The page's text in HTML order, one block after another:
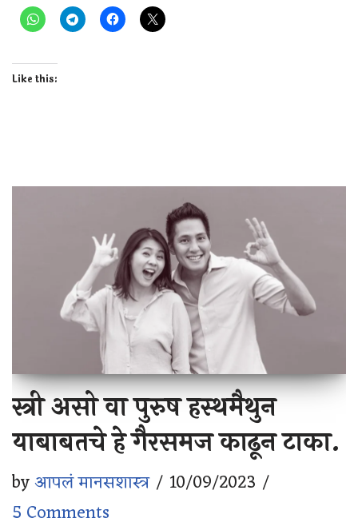
Like this:
स्त्री असो वा पुरुष हस्थमैथुन
याबाबतचे हे गैरसमज काढून टाका.
byआपलं मानसशास्त्र
10/09/2023
5 Comments